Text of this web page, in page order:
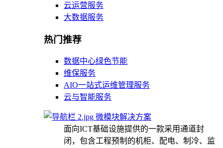
云运营服务
大数据服务
热门推荐
数据中心绿色节能
维保服务
AIO一站式运维管理服务
云与智能服务
微模块解决方案
面向ICT基础设施提供的一款采用通道封
闭，包含工程预制的机柜、配电、制冷、监